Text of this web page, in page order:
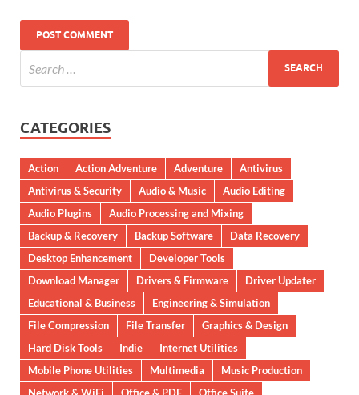
CATEGORIES
Action Action Adventure Adventure
Antivirus
Antivirus & Security
Audio & Music
Audio Editing
Audio Plugins
Audio Processing and Mixing
Backup & Recovery
Backup Software
Data Recovery
Desktop Enhancement
Developer Tools
Download Manager
Drivers & Firmware
Driver Updater
Educational & Business
Engineering & Simulation
File Compression
File Transfer
Graphics & Design
Hard Disk Tools
Indie
Internet Utilities
Mobile Phone Utilities
Multimedia
Music Production
Network & WiFi
Office & PDF Office Suite